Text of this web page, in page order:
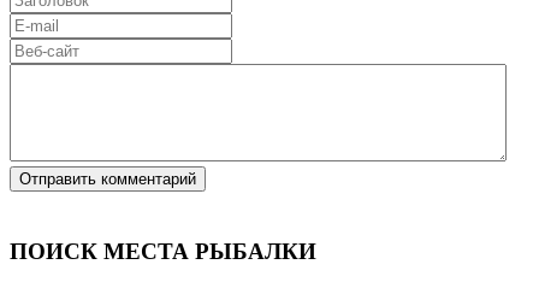
ПОИСК МЕСТА РЫБАЛКИ